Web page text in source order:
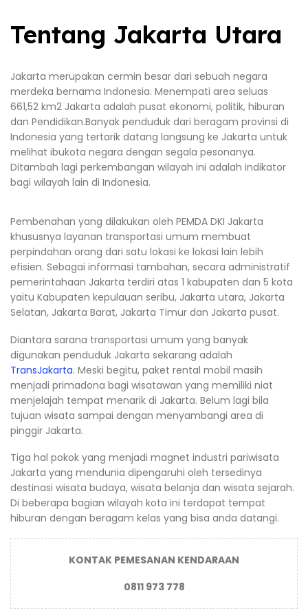
Tentang Jakarta Utara
Jakarta merupakan cermin besar dari sebuah negara
merdeka bernama Indonesia. Menempati area seluas
661,52 km2 Jakarta adalah pusat ekonomi, politik, hiburan
dan Pendidikan.Banyak penduduk dari beragam provinsi di
Indonesia yang tertarik datang langsung ke Jakarta untuk
melihat ibukota negara dengan segala pesonanya.
Ditambah lagi perkembangan wilayah ini adalah indikator
bagi wilayah lain di Indonesia.
Pembenahan yang dilakukan oleh PEMDA DKI Jakarta
khususnya layanan transportasi umum membuat
perpindahan orang dari satu lokasi ke lokasi lain lebih
efisien. Sebagai informasi tambahan, secara administratif
pemerintahaan Jakarta terdiri atas 1 kabupaten dan 5 kota
yaitu Kabupaten kepulauan seribu, Jakarta utara, Jakarta
Selatan, Jakarta Barat, Jakarta Timur dan Jakarta pusat.
Diantara sarana transportasi umum yang banyak
digunakan penduduk Jakarta sekarang adalah
TransJakarta. Meski begitu, paket rental mobil masih
menjadi primadona bagi wisatawan yang memiliki niat
menjelajah tempat menarik di Jakarta. Belum lagi bila
tujuan wisata sampai dengan menyambangi area di
pinggir Jakarta.
Tiga hal pokok yang menjadi magnet industri pariwisata
Jakarta yang mendunia dipengaruhi oleh tersedinya
destinasi wisata budaya, wisata belanja dan wisata sejarah.
Di beberapa bagian wilayah kota ini terdapat tempat
hiburan dengan beragam kelas yang bisa anda datangi.
KONTAK PEMESANAN KENDARAAN
0811 973 778